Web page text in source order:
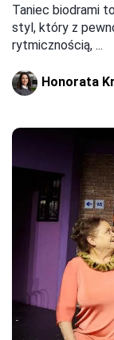
Taniec biodrami
styl, który z
rytmicznością, ...
Honorata